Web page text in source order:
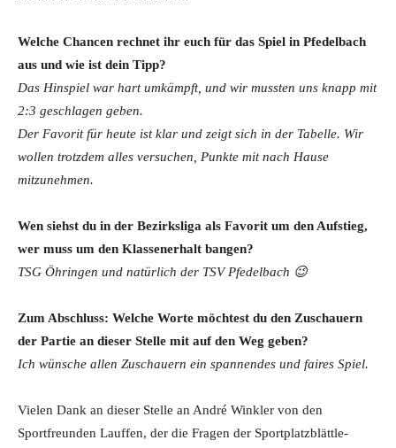
Welche Chancen rechnet ihr euch für das Spiel in Pfedelbach
aus und wie ist dein Tipp?
Das Hinspiel war hart umkämpft, und wir mussten uns knapp mit
2:3 geschlagen geben.
Der Favorit für heute ist klar und zeigt sich in der Tabelle. Wir
wollen trotzdem alles versuchen, Punkte mit nach Hause
mitzunehmen.
Wen siehst du in der Bezirksliga als Favorit um den Aufstieg,
wer muss um den Klassenerhalt bangen?
TSG Öhringen und natürlich der TSV Pfedelbach 😉
Zum Abschluss: Welche Worte möchtest du den Zuschauern
der Partie an dieser Stelle mit auf den Weg geben?
Ich wünsche allen Zuschauern ein spannendes und faires Spiel.
Vielen Dank an dieser Stelle an André Winkler von den
Sportfreunden Lauffen, der die Fragen der Sportplatzblättle-